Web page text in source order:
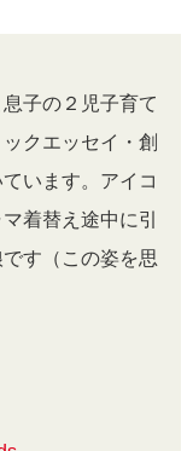
子の２児子育て
クエッセイ・創
います。アイコ
着替え途中に引
す（この姿を思